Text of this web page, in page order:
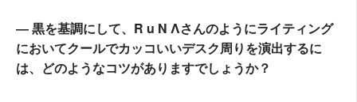
― 黒を基調にして、R u N Λさんのようにライティング
においてクールでカッコいいデスク周りを演出するに
は、どのようなコツがありますでしょうか？